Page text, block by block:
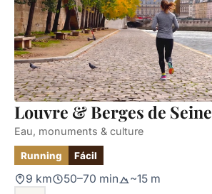
Louvre & Berges de Seine
Eau, monuments & culture
Running Fácil
9 km 50–70 min ~15 m